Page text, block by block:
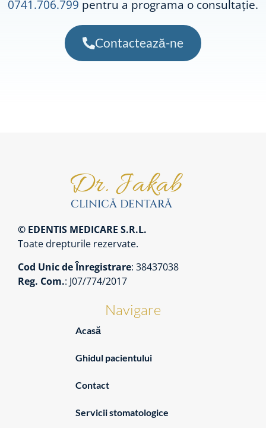
0741.706.799 pentru a programa o consultație.
Contactează-ne
© EDENTIS MEDICARE S.R.L.
Toate drepturile rezervate.
Cod Unic de Înregistrare: 38437038
Reg. Com.: J07/774/2017
Navigare
Acasă
Ghidul pacientului
Contact
Servicii stomatologice